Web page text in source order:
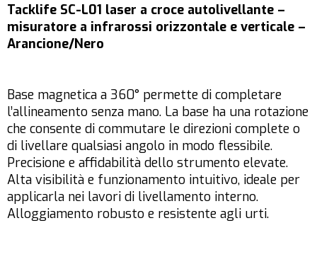
Tacklife SC-L01 laser a croce autolivellante –
misuratore a infrarossi orizzontale e verticale –
Arancione/Nero
Base magnetica a 360° permette di completare
l’allineamento senza mano. La base ha una rotazione
che consente di commutare le direzioni complete o
di livellare qualsiasi angolo in modo flessibile.
Precisione e affidabilità dello strumento elevate.
Alta visibilità e funzionamento intuitivo, ideale per
applicarla nei lavori di livellamento interno.
Alloggiamento robusto e resistente agli urti.